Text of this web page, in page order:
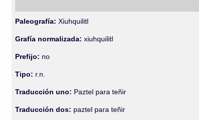
Paleografía: Xiuhquilitl
Grafía normalizada: xiuhquilitl
Prefijo: no
Tipo: r.n.
Traducción uno: Paztel para teñir
Traducción dos: paztel para teñir